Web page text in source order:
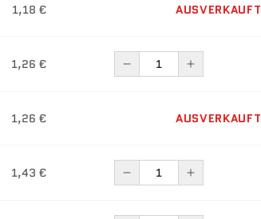
1,18 € AUSVERKAUFT
1,26 €
1,26 € AUSVERKAUFT
1,43 €